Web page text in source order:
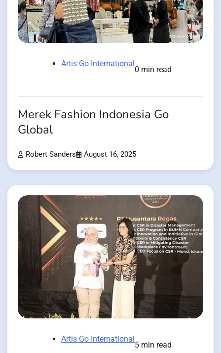
Artis Go International
0 min read
Merek Fashion Indonesia Go
Global
Robert Sanders August 16, 2025
Artis Go International
5 min read